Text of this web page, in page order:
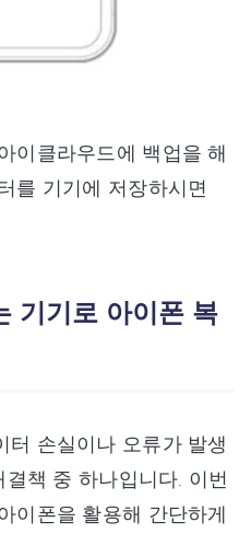
이클라우드에 백업을 해
를 기기에 저장하시면
기기로 아이폰 복
터 손실이나 오류가 발생
책 중 하나입니다. 이번
이폰을 활용해 간단하게